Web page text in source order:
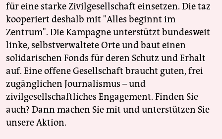
für eine starke Zivilgesellschaft einsetzen. Die taz
kooperiert deshalb mit "Alles beginnt im
Zentrum". Die Kampagne unterstützt bundesweit
linke, selbstverwaltete Orte und baut einen
solidarischen Fonds für deren Schutz und Erhalt
auf. Eine offene Gesellschaft braucht guten, frei
zugänglichen Journalismus – und
zivilgesellschaftliches Engagement. Finden Sie
auch? Dann machen Sie mit und unterstützen Sie
unsere Aktion.